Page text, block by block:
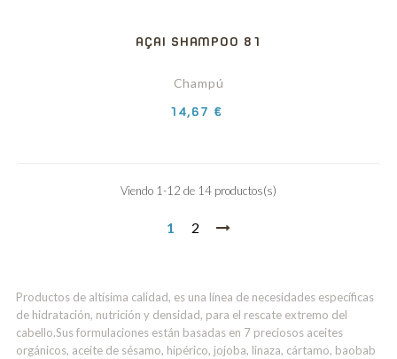
AÇAI SHAMPOO 81
Champú
Precio
14,67 €
Viendo 1-12 de 14 productos(s)
1 2
Productos de altísima calidad, es una línea de necesidades específicas
de hidratación, nutrición y densidad, para el rescate extremo del
cabello.Sus formulaciones están basadas en 7 preciosos aceites
orgánicos, aceite de sésamo, hipérico, jojoba, linaza, cártamo, baobab